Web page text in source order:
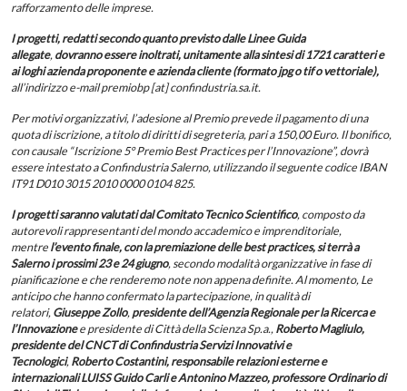
rafforzamento delle imprese.
I progetti, redatti secondo quanto previsto dalle Linee Guida
allegate, dovranno essere inoltrati, unitamente alla sintesi di 1721 caratteri e
ai loghi azienda proponente e azienda cliente (formato jpg o tif o vettoriale),
all’indirizzo e-mail premiobp [at] confindustria.sa.it.
Per motivi organizzativi, l’adesione al Premio prevede il pagamento di una
quota di iscrizione, a titolo di diritti di segreteria, pari a 150,00 Euro. Il bonifico,
con causale “Iscrizione 5° Premio Best Practices per l’Innovazione”, dovrà
essere intestato a Confindustria Salerno, utilizzando il seguente codice IBAN
IT91 D010 3015 2010 0000 0104 825.
I progetti saranno valutati dal Comitato Tecnico Scientifico, composto da
autorevoli rappresentanti del mondo accademico e imprenditoriale,
mentre l’evento finale, con la premiazione delle best practices, si terrà a
Salerno i prossimi 23 e 24 giugno, secondo modalità organizzative in fase di
pianificazione e che renderemo note non appena definite. Al momento, Le
anticipo che hanno confermato la partecipazione, in qualità di
relatori, Giuseppe Zollo, presidente dell’Agenzia Regionale per la Ricerca e
l’Innovazionee presidente di Città della Scienza Sp.a., Roberto Magliulo,
presidente del CNCT di Confindustria Servizi Innovativi e
Tecnologici, Roberto Costantini, responsabile relazioni esterne e
internazionali LUISS Guido Carli e Antonino Mazzeo, professore Ordinario di